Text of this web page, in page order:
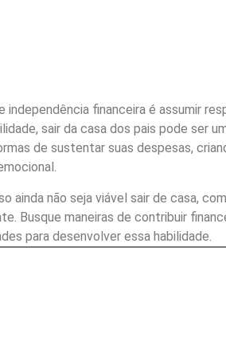
independência financeira é assumir
sair da casa dos pais pode ser
de sustentar suas despesas,
ainda não seja viável sair de casa,
Busque maneiras de contribuir
para desenvolver essa habilidade.